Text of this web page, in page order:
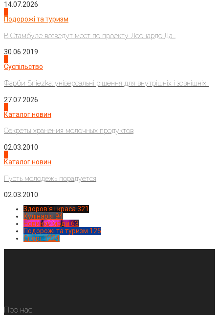
14.07.2026
Подорожі та туризм
В Стамбуле возведут мост по проекту Леонардо Да...
30.06.2019
Суспільство
Фарби Sniezka: універсальні рішення для внутрішніх і зовнішніх...
27.07.2026
Каталог новин
Секреты хранения молочных продуктов
02.03.2010
Каталог новин
Пусть молодежь порадуется
02.03.2010
Здоров'я і краса 321
Кулінарія 94
Новинки моди 63
Подорожі та туризм 125
Спорт1224
Про нас